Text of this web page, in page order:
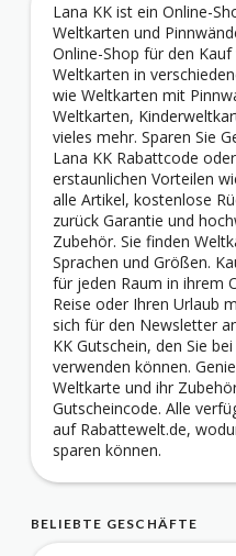
Lana KK ist ein Online-
Weltkarten und
Online-Shop für den
Weltkarten in
wie Weltkarten mit
Weltkarten,
vieles mehr. Sparen Sie
Lana KK Rabattcode
erstaunlichen Vorteilen
alle Artikel, kostenlose
zurück Garantie und
Zubehör. Sie finden
Sprachen und Größen.
für jeden Raum in ihrem
Reise oder Ihren Urlaub
sich für den Newsletter
KK Gutschein, den Sie
verwenden können.
Weltkarte und ihr
Gutscheincode. Alle
auf Rabattewelt.de,
sparen können.
BELIEBTE GESCHÄFTE